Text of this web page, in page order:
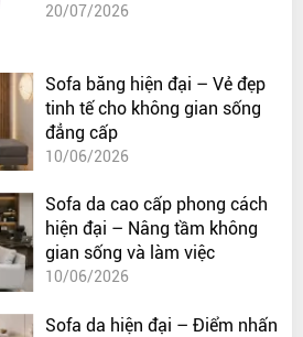
20/07/2026
Sofa băng hiện đại – Vẻ đẹp
tinh tế cho không gian sống
đẳng cấp
10/06/2026
Sofa da cao cấp phong cách
hiện đại – Nâng tầm không
gian sống và làm việc
10/06/2026
Sofa da hiện đại – Điểm nhấn